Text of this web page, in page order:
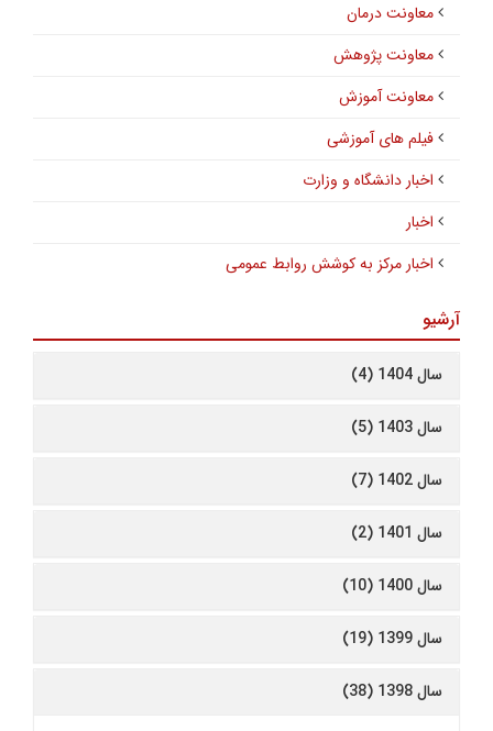
معاونت درمان
معاونت پژوهش
معاونت آموزش
فیلم های آموزشی
اخبار دانشگاه و وزارت
اخبار
اخبار مرکز به کوشش روابط عمومی
آرشیو
سال 1404 (4)
سال 1403 (5)
سال 1402 (7)
سال 1401 (2)
سال 1400 (10)
سال 1399 (19)
سال 1398 (38)